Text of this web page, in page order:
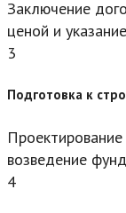
Заключение
ценой и
3
Подготовка к
возведение
4